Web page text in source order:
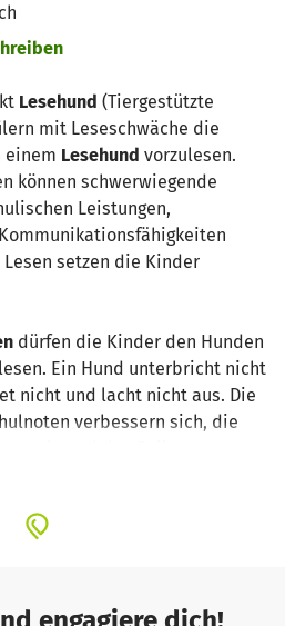
Lesehund (Tiergestützte
mit Leseschwäche die
einem Lesehund vorzulesen.
können schwerwiegende
Leistungen,
setzen die Kinder
dürfen die Kinder den Hunden
Ein Hund unterbricht nicht
nicht und lacht nicht aus. Die
verbessern sich, die